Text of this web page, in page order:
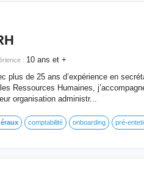
: 10 ans et +
plus de 25 ans d’expérience en
Ressources Humaines,
organisation administr...
comptabilité onboarding pré-